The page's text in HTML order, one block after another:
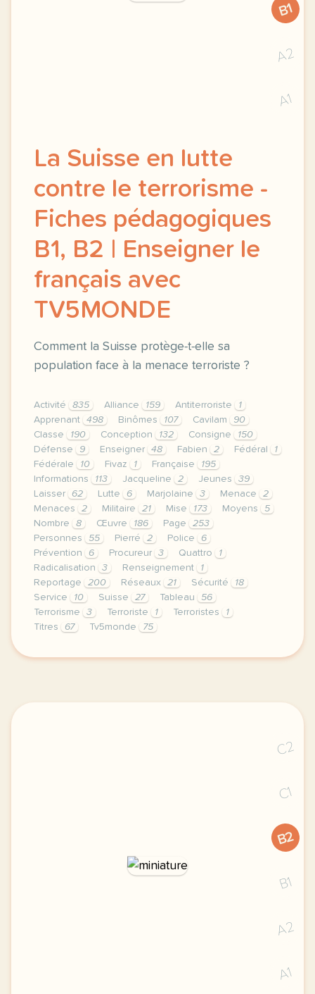
B1
A2
A1
La Suisse en lutte
contre le terrorisme -
Fiches pédagogiques
B1, B2 | Enseigner le
français avec
TV5MONDE
Comment la Suisse protège-t-elle sa
population face à la menace terroriste ?
Activité 835 Alliance 159 Antiterroriste
1
Apprenant
498 Binômes 107 Cavilam
90
Classe
190 Conception 132 Consigne
150
Défense
9 Enseigner 48 Fabien 2 Fédéral
1
Fédérale
10 Fivaz 1 Française
195
Informations
113 Jacqueline 2 Jeunes
39
Laisser
62 Lutte 6 Marjolaine 3 Menace
2
Menaces
2 Militaire 21 Mise 173 Moyens
5
Nombre
8 Œuvre 186 Page
253
Personnes
55 Pierré 2 Police
6
Prévention
6 Procureur 3 Quattro
1
Radicalisation
3 Renseignement
1
Reportage
200 Réseaux 21 Sécurité
18
Service
10 Suisse 27 Tableau
56
Terrorisme
3 Terroriste 1 Terroristes
1
Titres
67 Tv5monde 75
le respect de votre vie privee est une priorite
C2
C1
B2
B1
A2
A1